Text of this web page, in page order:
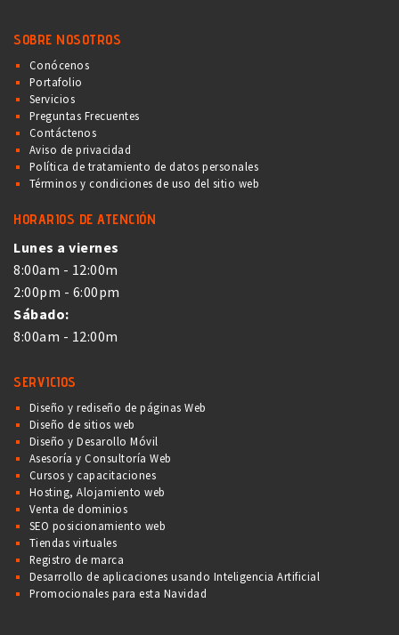
SOBRE NOSOTROS
Conócenos
Portafolio
Servicios
Preguntas Frecuentes
Contáctenos
Aviso de privacidad
Política de tratamiento de datos personales
Términos y condiciones de uso del sitio web
HORARIOS DE ATENCIÓN
Lunes a viernes
8:00am - 12:00m
2:00pm - 6:00pm
Sábado:
8:00am - 12:00m
SERVICIOS
Diseño y rediseño de páginas Web
Diseño de sitios web
Diseño y Desarollo Móvil
Asesoría y Consultoría Web
Cursos y capacitaciones
Hosting, Alojamiento web
Venta de dominios
SEO posicionamiento web
Tiendas virtuales
Registro de marca
Desarrollo de aplicaciones usando Inteligencia Artificial
Promocionales para esta Navidad